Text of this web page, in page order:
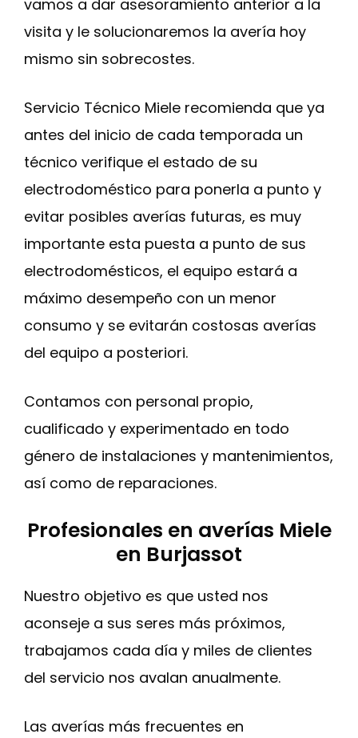
vamos a dar asesoramiento anterior a la
visita y le solucionaremos la avería hoy
mismo sin sobrecostes.
Servicio Técnico Miele recomienda que ya
antes del inicio de cada temporada un
técnico verifique el estado de su
electrodoméstico para ponerla a punto y
evitar posibles averías futuras, es muy
importante esta puesta a punto de sus
electrodomésticos, el equipo estará a
máximo desempeño con un menor
consumo y se evitarán costosas averías
del equipo a posteriori.
Contamos con personal propio,
cualificado y experimentado en todo
género de instalaciones y mantenimientos,
así como de reparaciones.
Profesionales en averías Miele
en Burjassot
Nuestro objetivo es que usted nos
aconseje a sus seres más próximos,
trabajamos cada día y miles de clientes
del servicio nos avalan anualmente.
Las averías más frecuentes en